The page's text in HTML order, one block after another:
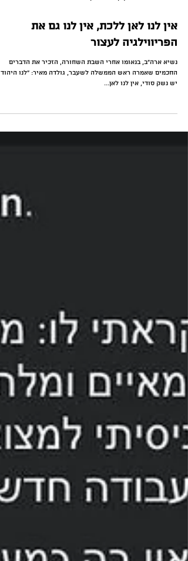
19 בנוב׳ 2023 זמן קריאה 1 דקות
אין לנו לאן ללכת, אין לנו גם את
הפריווילגיה לעצור
החכמים שאמרה ראש הממשלה לשעבר, גולדה מאיר: ״לנו